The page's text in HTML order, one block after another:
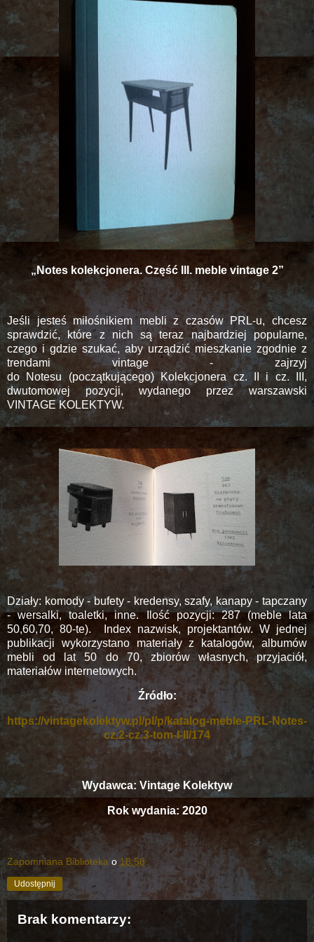
„Notes kolekcjonera. Część III. meble vintage 2”
Jeśli jesteś miłośnikiem mebli z czasów PRL-u, chcesz
sprawdzić, które z nich są teraz najbardziej popularne,
czego i gdzie szukać, aby urządzić mieszkanie zgodnie z
trendami vintage - zajrzyj
do Notesu (początkującego) Kolekcjonera cz. II i cz. III,
dwutomowej pozycji, wydanego przez warszawski
VINTAGE KOLEKTYW.
Działy: komody - bufety - kredensy, szafy, kanapy - tapczany
- wersalki, toaletki, inne. Ilość pozycji: 287 (meble lata
50,60,70, 80-te).
Index nazwisk, projektantów. W jednej
publikacji wykorzystano materiały z katalogów, albumów
mebli od lat 50 do 70, zbiorów własnych, przyjaciół,
materiałów internetowych.
Źródło:
https://vintagekolektyw.pl/pl/p/katalog-meble-PRL-Notes-
cz.2-cz.3-tom-I-II/174
Wydawca: Vintage Kolektyw
Rok wydania: 2020
Zapomniana Biblioteka o 18:58
Udostępnij
Brak komentarzy: